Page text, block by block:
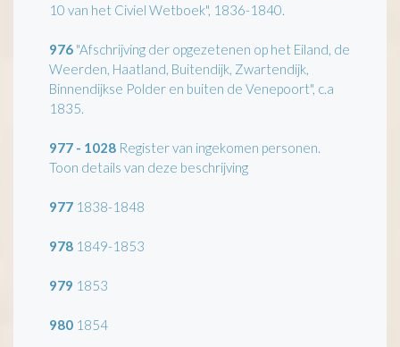
10 van het Civiel Wetboek", 1836-1840.
976 "Afschrijving der opgezetenen op het Eiland, de
Weerden, Haatland, Buitendijk, Zwartendijk,
Binnendijkse Polder en buiten de Venepoort", c.a
1835.
977 - 1028 Register van ingekomen personen.
Toon details van deze beschrijving
977 1838-1848
978 1849-1853
979 1853
980 1854